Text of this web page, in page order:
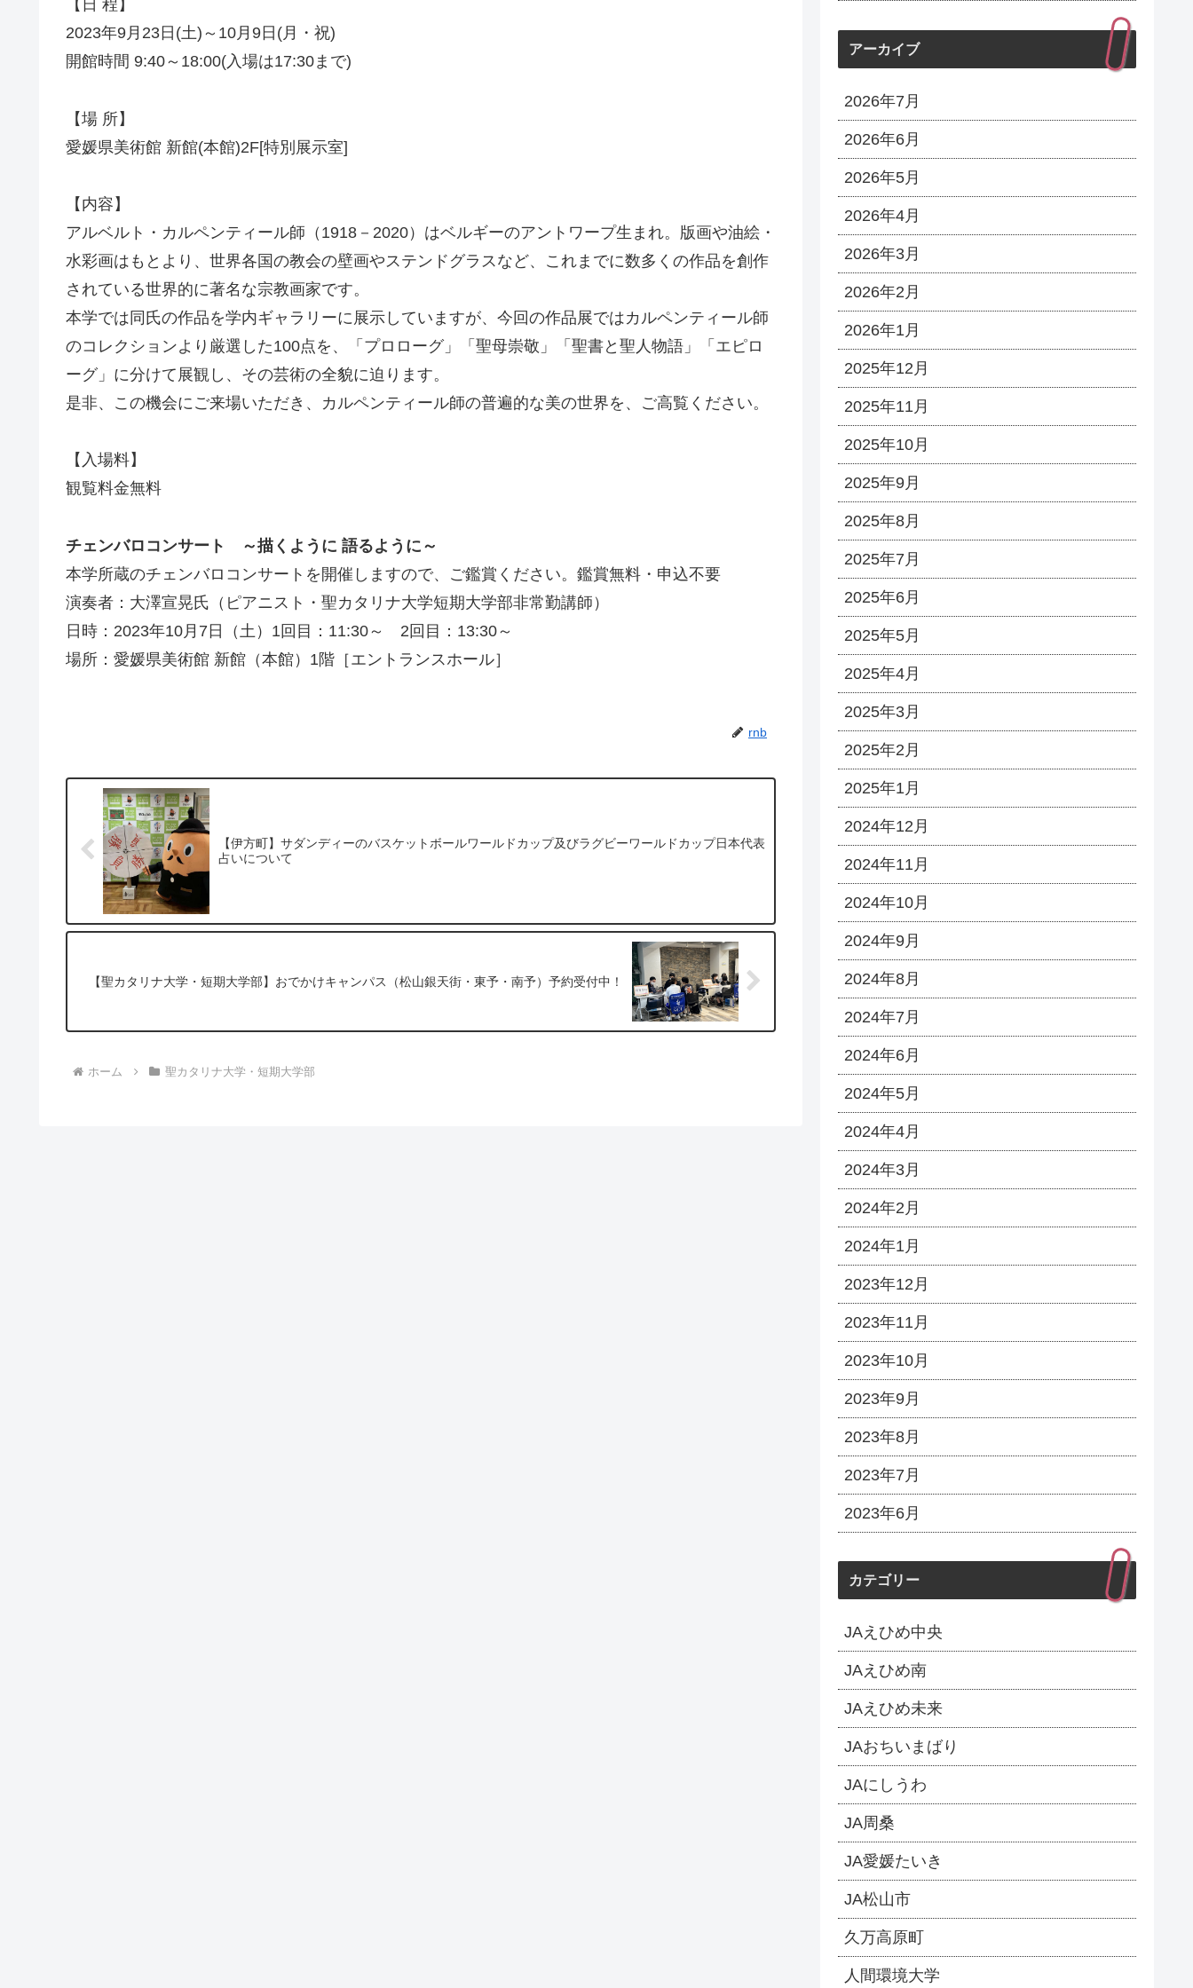
【日 程】
2023年9月23日(土)～10月9日(月・祝)
開館時間 9:40～18:00(入場は17:30まで)
【場 所】
愛媛県美術館 新館(本館)2F[特別展示室]
【内容】
アルベルト・カルペンティール師（1918－2020）はベルギーのアントワープ生まれ。版画や油絵・
水彩画はもとより、世界各国の教会の壁画やステンドグラスなど、これまでに数多くの作品を創作
されている世界的に著名な宗教画家です。
本学では同氏の作品を学内ギャラリーに展示していますが、今回の作品展ではカルペンティール師
のコレクションより厳選した100点を、「プロローグ」「聖母崇敬」「聖書と聖人物語」「エピロ
ーグ」に分けて展観し、その芸術の全貌に迫ります。
是非、この機会にご来場いただき、カルペンティール師の普遍的な美の世界を、ご高覧ください。
【入場料】
観覧料金無料
チェンバロコンサート ～描くように 語るように～
本学所蔵のチェンバロコンサートを開催しますので、ご鑑賞ください。鑑賞無料・申込不要
演奏者：大澤宣晃氏（ピアニスト・聖カタリナ大学短期大学部非常勤講師）
日時：2023年10月7日（土）1回目：11:30～ 2回目：13:30～
場所：愛媛県美術館 新館（本館）1階［エントランスホール］
rnb
【伊方町】サダンディーのバスケットボールワールドカップ及びラグビーワールドカップ日本代表
占いについて
【聖カタリナ大学・短期大学部】おでかけキャンパス（松山銀天街・東予・南予）予約受付中！
ホーム 聖カタリナ大学・短期大学部
アーカイブ
2026年7月
2026年6月
2026年5月
2026年4月
2026年3月
2026年2月
2026年1月
2025年12月
2025年11月
2025年10月
2025年9月
2025年8月
2025年7月
2025年6月
2025年5月
2025年4月
2025年3月
2025年2月
2025年1月
2024年12月
2024年11月
2024年10月
2024年9月
2024年8月
2024年7月
2024年6月
2024年5月
2024年4月
2024年3月
2024年2月
2024年1月
2023年12月
2023年11月
2023年10月
2023年9月
2023年8月
2023年7月
2023年6月
カテゴリー
JAえひめ中央
JAえひめ南
JAえひめ未来
JAおちいまばり
JAにしうわ
JA周桑
JA愛媛たいき
JA松山市
久万高原町
人間環境大学